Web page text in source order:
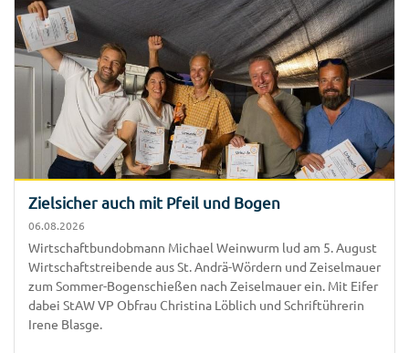
Zielsicher auch mit Pfeil und Bogen
Wirtschaftbundobmann Michael Weinwurm lud am 5. August
Wirtschaftstreibende aus St. Andrä-Wördern und Zeiselmauer
zum Sommer-Bogenschießen nach Zeiselmauer ein. Mit Eifer
dabei StAW VP Obfrau Christina Löblich und Schriftührerin
Irene Blasge.
06.08.2026